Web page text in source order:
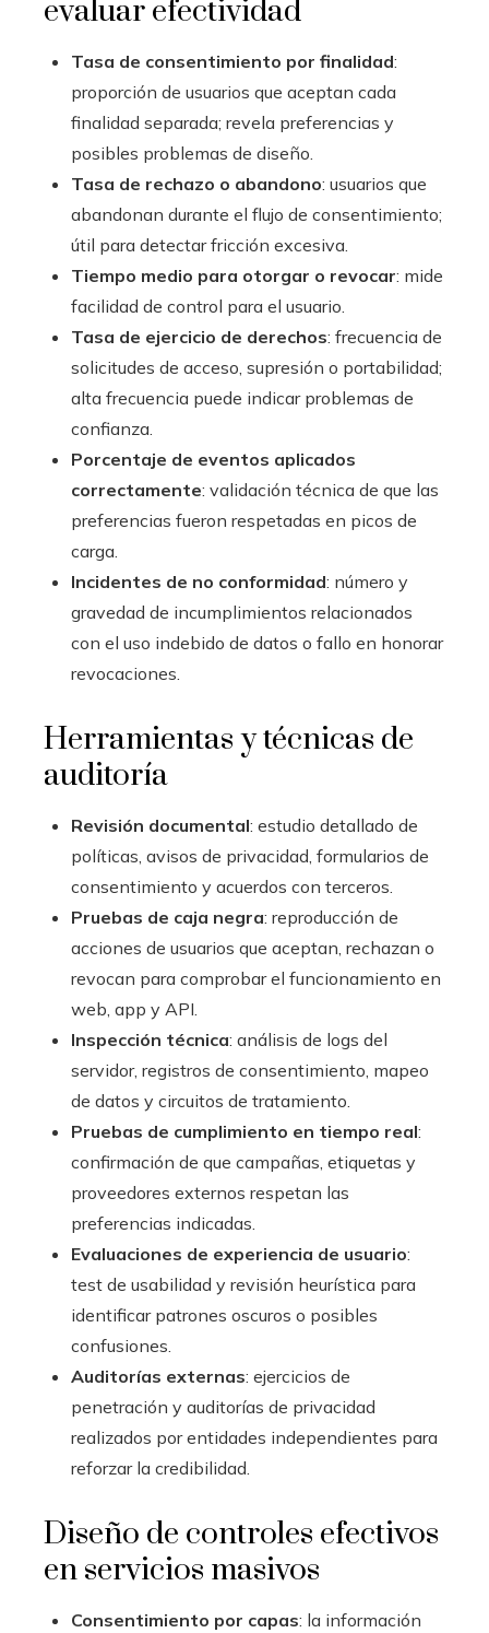
evaluar efectividad
Tasa de consentimiento por finalidad:
proporción de usuarios que aceptan cada
finalidad separada; revela preferencias y
posibles problemas de diseño.
Tasa de rechazo o abandono: usuarios que
abandonan durante el flujo de consentimiento;
útil para detectar fricción excesiva.
Tiempo medio para otorgar o revocar: mide
facilidad de control para el usuario.
Tasa de ejercicio de derechos: frecuencia de
solicitudes de acceso, supresión o portabilidad;
alta frecuencia puede indicar problemas de
confianza.
Porcentaje de eventos aplicados
correctamente: validación técnica de que las
preferencias fueron respetadas en picos de
carga.
Incidentes de no conformidad: número y
gravedad de incumplimientos relacionados
con el uso indebido de datos o fallo en honorar
revocaciones.
Herramientas y técnicas de
auditoría
Revisión documental: estudio detallado de
políticas, avisos de privacidad, formularios de
consentimiento y acuerdos con terceros.
Pruebas de caja negra: reproducción de
acciones de usuarios que aceptan, rechazan o
revocan para comprobar el funcionamiento en
web, app y API.
Inspección técnica: análisis de logs del
servidor, registros de consentimiento, mapeo
de datos y circuitos de tratamiento.
Pruebas de cumplimiento en tiempo real:
confirmación de que campañas, etiquetas y
proveedores externos respetan las
preferencias indicadas.
Evaluaciones de experiencia de usuario:
test de usabilidad y revisión heurística para
identificar patrones oscuros o posibles
confusiones.
Auditorías externas: ejercicios de
penetración y auditorías de privacidad
realizados por entidades independientes para
reforzar la credibilidad.
Diseño de controles efectivos
en servicios masivos
Consentimiento por capas: la información